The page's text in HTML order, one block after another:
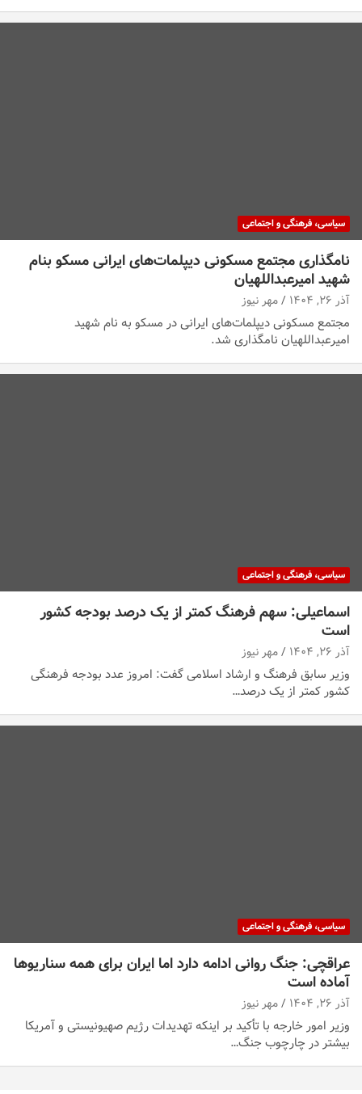
سیاسی، فرهنگی و اجتماعی
نامگذاری مجتمع مسکونی دیپلمات‌های ایرانی مسکو بنام
شهید امیرعبداللهیان
آذر ۲۶, ۱۴۰۴ مهر نیوز
مجتمع مسکونی دیپلمات‌های ایرانی در مسکو به نام شهید
امیرعبداللهیان نامگذاری شد.
سیاسی، فرهنگی و اجتماعی
اسماعیلی: سهم فرهنگ کمتر از یک درصد بودجه کشور
است
آذر ۲۶, ۱۴۰۴ مهر نیوز
وزیر سابق فرهنگ و ارشاد اسلامی گفت: امروز عدد بودجه فرهنگی
کشور کمتر از یک درصد…
سیاسی، فرهنگی و اجتماعی
عراقچی: جنگ روانی ادامه دارد اما ایران برای همه سناریوها
آماده است
آذر ۲۶, ۱۴۰۴ مهر نیوز
وزیر امور خارجه با تأکید بر اینکه تهدیدات رژیم صهیونیستی و آمریکا
بیشتر در چارچوب جنگ…